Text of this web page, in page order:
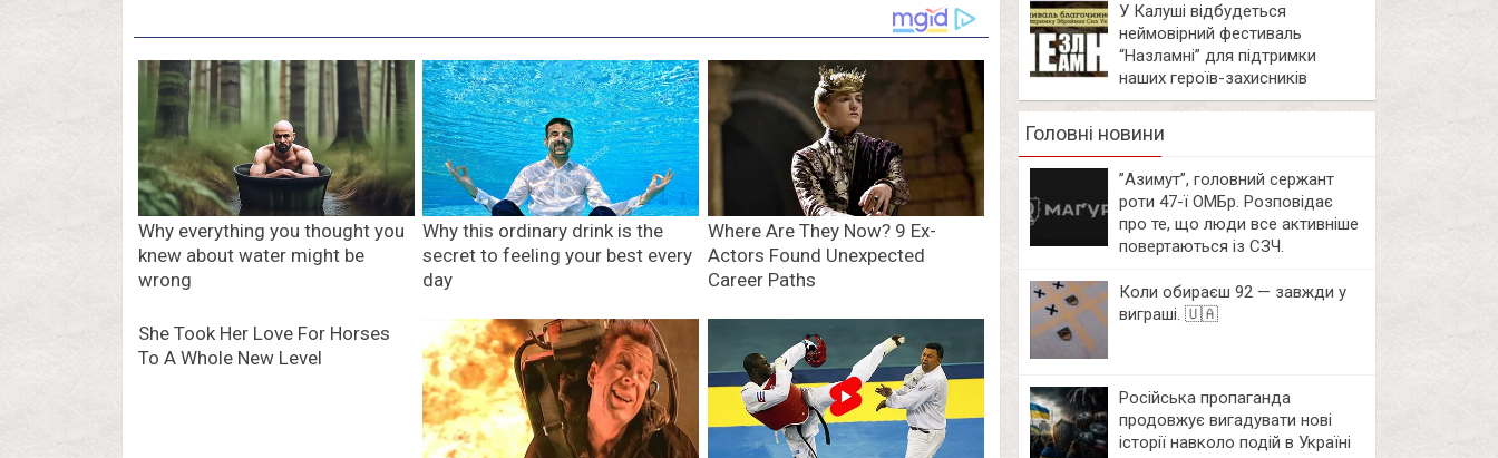
У Калуші відбудеться
неймовірний фестиваль
“Назламні” для підтримки
наших героїв-захисників
Головні новини
⁨”Азимут”, головний сержант
роти 47-ї ОМБр. Розповідає
про те, що люди все активніше
повертаються із СЗЧ.
Коли обираєш 92 — завжди у
виграші. 🇺🇦
Російська пропаганда
продовжує вигадувати нові
історії навколо подій в Україні